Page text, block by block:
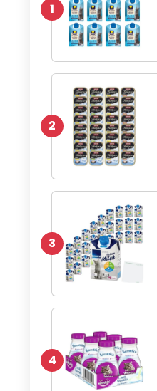
1
2
3
4